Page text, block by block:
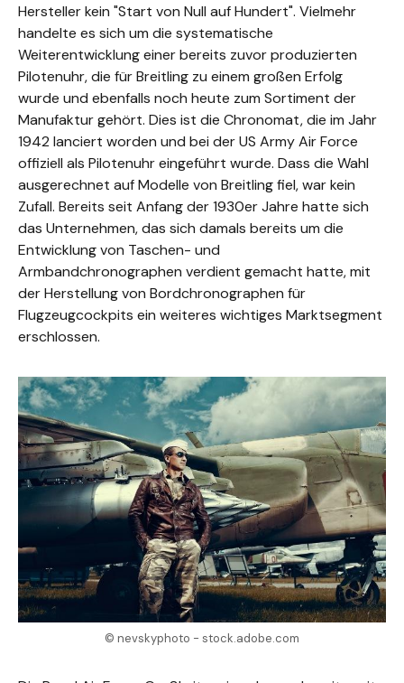
Hersteller kein "Start von Null auf Hundert". Vielmehr
handelte es sich um die systematische
Weiterentwicklung einer bereits zuvor produzierten
Pilotenuhr, die für Breitling zu einem großen Erfolg
wurde und ebenfalls noch heute zum Sortiment der
Manufaktur gehört. Dies ist die Chronomat, die im Jahr
1942 lanciert worden und bei der US Army Air Force
offiziell als Pilotenuhr eingeführt wurde. Dass die Wahl
ausgerechnet auf Modelle von Breitling fiel, war kein
Zufall. Bereits seit Anfang der 1930er Jahre hatte sich
das Unternehmen, das sich damals bereits um die
Entwicklung von Taschen- und
Armbandchronographen verdient gemacht hatte, mit
der Herstellung von Bordchronographen für
Flugzeugcockpits ein weiteres wichtiges Marktsegment
erschlossen.
© nevskyphoto - stock.adobe.com